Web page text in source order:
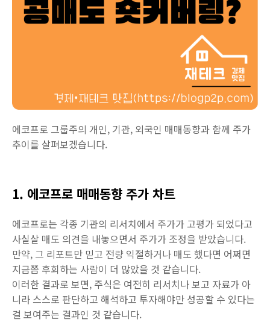
에코프로 그룹주의 개인, 기관, 외국인 매매동향과 함께 주가
추이를 살펴보겠습니다.
1. 에코프로 매매동향 주가 차트
에코프로는 각종 기관의 리서치에서 주가가 고평가 되었다고
사실살 매도 의견을 내놓으면서 주가가 조정을 받았습니다.
만약, 그 리포트만 믿고 전량 익절하거나 매도 했다면 어쩌면
지금쯤 후회하는 사람이 더 많았을 것 같습니다.
이러한 결과로 보면, 주식은 여전히 리서치나 보고 자료가 아
니라 스스로 판단하고 해석하고 투자해야만 성공할 수 있다는
걸 보여주는 결과인 것 같습니다.